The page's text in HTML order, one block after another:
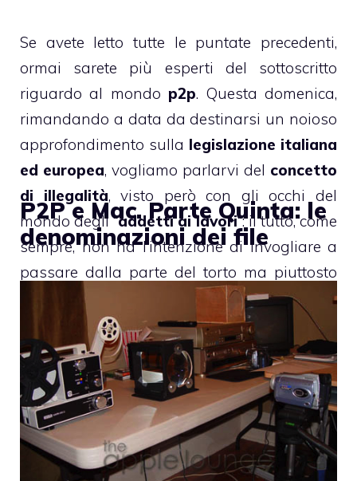
Se avete letto tutte le puntate precedenti,
ormai sarete più esperti del sottoscritto
riguardo al mondo p2p. Questa domenica,
rimandando a data da destinarsi un noioso
approfondimento sulla legislazione italiana
ed europea, vogliamo parlarvi del concetto
di illegalità, visto però con gli occhi del
mondo degli “addetti ai lavori“: il tutto, come
sempre, non ha l’intenzione di invogliare a
passare dalla parte del torto ma piuttosto
quella di far conoscere questo mondotanto
affascinante quanto illegale.
P2P e Mac. Parte Quinta: le
denominazioni dei file